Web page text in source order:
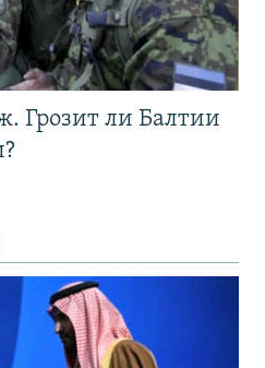
Грозит ли Балтии